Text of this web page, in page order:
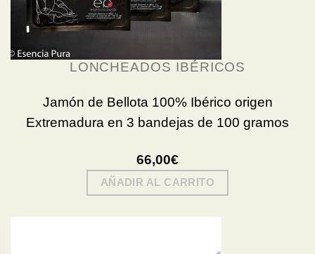
LONCHEADOS IBÉRICOS
Jamón de Bellota 100% Ibérico origen
Extremadura en 3 bandejas de 100 gramos
66,00€
AÑADIR AL CARRITO